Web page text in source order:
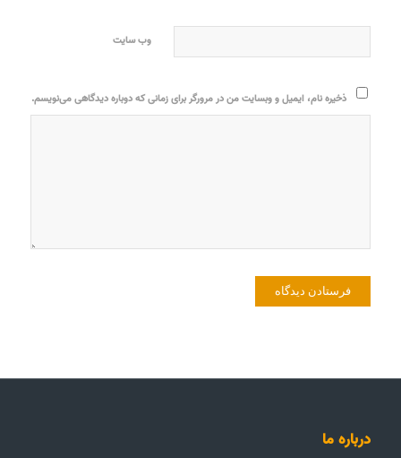
وب‌ سایت
ذخیره نام، ایمیل و وبسایت من در مرورگر برای زمانی که دوباره دیدگاهی می‌نویسم.
درباره ما